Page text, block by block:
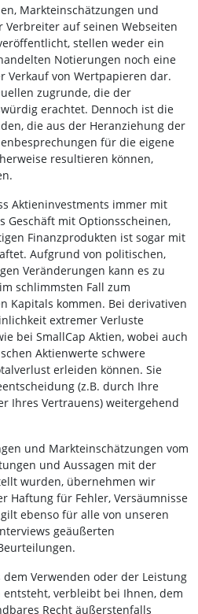
Markteinschätzungen und
auf seinen Webseiten
stellen weder ein
Notierungen noch eine
Verkauf von Wertpapieren dar.
zugrunde, die der
erachtet. Dennoch ist die
die aus der Heranziehung der
für die eigene
resultieren können,
Aktieninvestments immer mit
Geschäft mit Optionsscheinen,
Finanzprodukten ist sogar mit
Aufgrund von politischen,
Veränderungen kann es zu
schlimmsten Fall zum
Kapitals kommen. Bei derivativen
extremer Verluste
bei SmallCap Aktien, wobei auch
Aktienwerte schwere
erleiden können. Sie
(z.B. durch Ihre
Ihres Vertrauens) weitergehend
und Markteinschätzungen vom
und Aussagen mit der
wurden, übernehmen wir
Haftung für Fehler, Versäumnisse
ebenso für alle von unseren
geäußerten
dem Verwenden oder der Leistung
verbleibt bei Ihnen, dem
Recht äußerstenfalls